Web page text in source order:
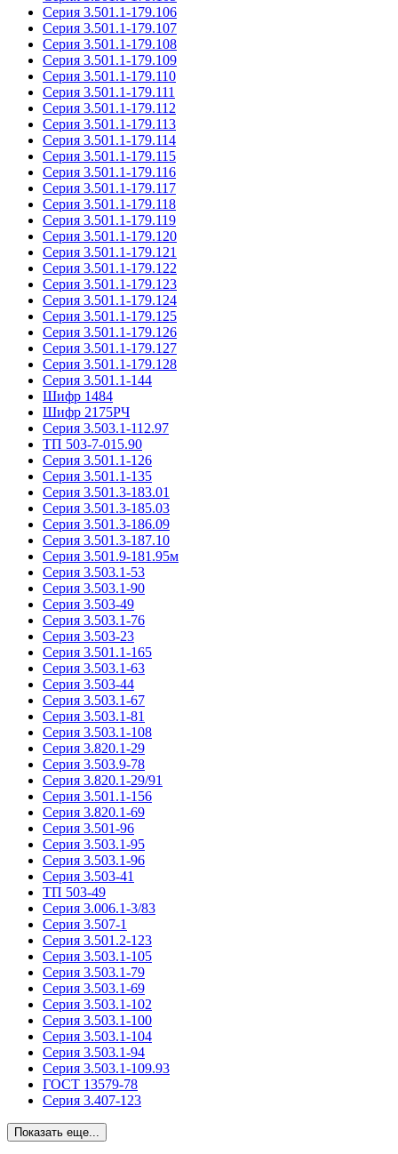
Серия 3.501.1-179.106
Серия 3.501.1-179.107
Серия 3.501.1-179.108
Серия 3.501.1-179.109
Серия 3.501.1-179.110
Серия 3.501.1-179.111
Серия 3.501.1-179.112
Серия 3.501.1-179.113
Серия 3.501.1-179.114
Серия 3.501.1-179.115
Серия 3.501.1-179.116
Серия 3.501.1-179.117
Серия 3.501.1-179.118
Серия 3.501.1-179.119
Серия 3.501.1-179.120
Серия 3.501.1-179.121
Серия 3.501.1-179.122
Серия 3.501.1-179.123
Серия 3.501.1-179.124
Серия 3.501.1-179.125
Серия 3.501.1-179.126
Серия 3.501.1-179.127
Серия 3.501.1-179.128
Серия 3.501.1-144
Шифр 1484
Шифр 2175РЧ
Серия 3.503.1-112.97
ТП 503-7-015.90
Серия 3.501.1-126
Серия 3.501.1-135
Серия 3.501.3-183.01
Серия 3.501.3-185.03
Серия 3.501.3-186.09
Серия 3.501.3-187.10
Серия 3.501.9-181.95м
Серия 3.503.1-53
Серия 3.503.1-90
Серия 3.503-49
Серия 3.503.1-76
Серия 3.503-23
Серия 3.501.1-165
Серия 3.503.1-63
Серия 3.503-44
Серия 3.503.1-67
Серия 3.503.1-81
Серия 3.503.1-108
Серия 3.820.1-29
Серия 3.503.9-78
Серия 3.820.1-29/91
Серия 3.501.1-156
Серия 3.820.1-69
Серия 3.501-96
Серия 3.503.1-95
Серия 3.503.1-96
Серия 3.503-41
ТП 503-49
Серия 3.006.1-3/83
Серия 3.507-1
Серия 3.501.2-123
Серия 3.503.1-105
Серия 3.503.1-79
Серия 3.503.1-69
Серия 3.503.1-102
Серия 3.503.1-100
Серия 3.503.1-104
Серия 3.503.1-94
Серия 3.503.1-109.93
ГОСТ 13579-78
Серия 3.407-123
Показать еще...